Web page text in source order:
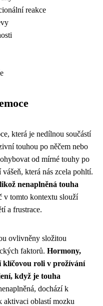
reakce
která je nedílnou součástí
touhou po něčem nebo
od mírné touhy po
která nás zcela pohltí.
nenaplněná touha
v tomto kontextu slouží
a frustrace.
ovlivněny složitou
faktorů. Hormony,
klíčovou roli v prožívání
když je touha
dochází k
aktivaci oblastí mozku